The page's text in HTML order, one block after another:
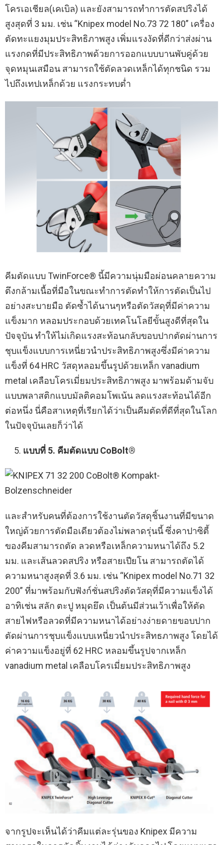
โครเอเชียล(เคเบิล) และยังสามารถทำการตัดสปริงได้
สูงสุดที่ 3 มม. เช่น “Knipex model No.73 72 180” เครื่อง
ตัดทะแยงมุมประสิทธิภาพสูง เพิ่มแรงงัดที่ดีกว่าส่งผ่าน
แรงกดที่มีประสิทธิภาพด้วยการออกแบบบานพับคู่ด้วย
จุดหมุนเสมือน สามารถใช้ตัดลวดเหล็กได้ทุกชนิด รวม
ไปถึงเทปเหล็กด้วย แรงกระทบต่ำ
คีมตัดแบบ TwinForce® นี้มีความนุ่มมือผ่อนคลายความ
ตึงกล้ามเนื้อที่มือในขณะทำการตัดทำให้การตัดเป็นไป
อย่างสะบายมือ ตัดซ้ำได้นานๆหรือตัดวัสดุที่มีค่าความ
แข็งมาก หลอมประกอบด้วยเทคโนโลยีขั้นสูงดีที่สุดใน
ปัจจุบัน ทำให้ไม่เกิดแรงสะท้อนกลับขอบปากตัดผ่านการ
ชุบแข็งแบบการเหนี่ยวนำประสิทธิภาพสูงซึ่งมีค่าความ
แข็งที่ 64 HRC วัสดุหลอมขึ้นรูปด้วยเหล็ก vanadium
metal เคลือบโครเมี่ยมประสิทธิภาพสูง มาพร้อมด้ามจับ
แบบพลาสติกแบบมัลติคอมโพเน้น ลดแรงสะท้อนได้อีก
ต่อหนึ่ง นี่คือสาเหตุที่เรียกได้ว่าเป็นคีมตัดที่ดีที่สุดในโลก
ในปัจจุบันเลยก็ว่าได้
แบบที่ 5. คีมตัดแบบ CoBolt®
และสำหรับคนที่ต้องการใช้งานตัดวัสดุชิ้นงานที่มีขนาด
ใหญ่ด้วยการตัดมือเดียวต้องไม่พลาดรุ่นนี้ ซึ่งคาปาซิตี้
ของคีมสามารถตัด ลวดหรือเหล็กความหนาได้ถึง 5.2
มม. และเส้นลวดสปริง หรือสายเปียโน สามารถตัดได้
ความหนาสูงสุดที่ 3.6 มม. เช่น “Knipex model No.71 32
200” ที่มาพร้อมกับฟังก์ชั่นสปริงตัดวัสดุที่มีความแข็งได้
อาทิเช่น สลัก ตะปู หมุดยึด เป็นต้นมีส่วนเว้าเพื่อให้ตัด
สายไฟหรือลวดที่มีความหนาได้อย่างง่ายดายขอบปาก
ตัดผ่านการชุบแข็งแบบเหนี่ยวนำประสิทธภาพสูง โดยได้
ค่าความแข็งอยู่ที่ 62 HRC หลอมขึ้นรูปจากเหล็ก
vanadium metal เคลือบโครเมี่ยมประสิทธิภาพสูง
จากรูปจะเห็นได้ว่าคีมแต่ละรุ่นของ Knipex มีความ